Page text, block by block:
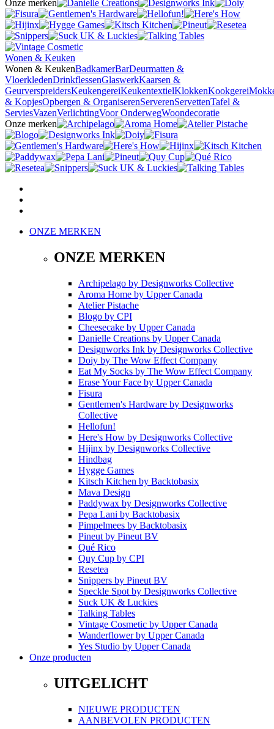
Onze merken
Wonen & Keuken
Wonen & KeukenBadkamerBarDeurmatten &
VloerkledenDrinkflessenGlaswerkKaarsen &
GeurverspreidersKeukengereiKeukentextielKlokkenKookgerei
& KopjesOpbergen & OrganiserenServerenServettenTafel &
ServiesVazenVerlichtingVoor OnderwegWoondecoratie
Onze merken
ONZE MERKEN
ONZE MERKEN
Archipelago by Designworks Collective
Aroma Home by Upper Canada
Atelier Pistache
Blogo by CPI
Cheesecake by Upper Canada
Danielle Creations by Upper Canada
Designworks Ink by Designworks Collective
Doiy by The Wow Effect Company
Eat My Socks by The Wow Effect Company
Erase Your Face by Upper Canada
Fisura
Gentlemen's Hardware by Designworks
Collective
Hellofun!
Here's How by Designworks Collective
Hijinx by Designworks Collective
Hindbag
Hygge Games
Kitsch Kitchen by Backtobasix
Mava Design
Paddywax by Designworks Collective
Pepa Lani by Backtobasix
Pimpelmees by Backtobasix
Pineut by Pineut BV
Qué Rico
Quy Cup by CPI
Resetea
Snippers by Pineut BV
Speckle Spot by Designworks Collective
Suck UK & Luckies
Talking Tables
Vintage Cosmetic by Upper Canada
Wanderflowerby Upper Canada
Yes Studio by Upper Canada
Onze producten
UITGELICHT
NIEUWE PRODUCTEN
AANBEVOLEN PRODUCTEN